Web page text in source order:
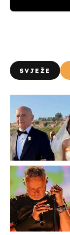
SVJEŽE